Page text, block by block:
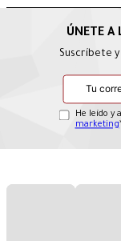
Suscríbete
He leído y
marketing*